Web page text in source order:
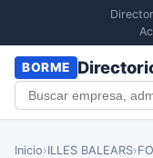
BORME
Inicio›ILLES BALEARS›